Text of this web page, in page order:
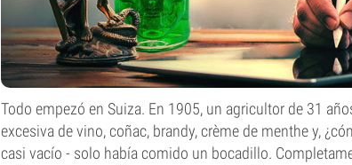
Todo empezó en Suiza. En 1905, un agricultor de 31
excesiva de vino, coñac, brandy, crème de menthe y,
casi vacío - solo había comido un bocadillo.